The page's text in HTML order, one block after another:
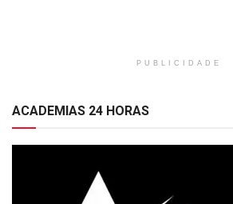
PUBLICIDADE
ACADEMIAS 24 HORAS